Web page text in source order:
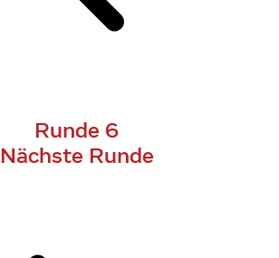
Runde 6
Nächste Runde